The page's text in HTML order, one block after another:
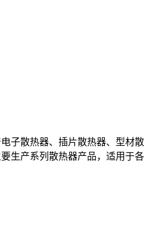
子散热器、插片散热器、型材散
生产系列散热器产品，适用于各